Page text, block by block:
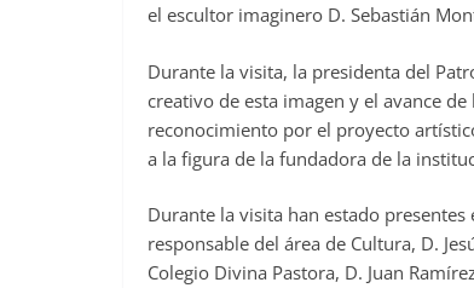
el escultor imaginero D. Sebastián
Durante la visita, la presidenta del
creativo de esta imagen y el avance
reconocimiento por el proyecto
a la figura de la fundadora de la
Durante la visita han estado presentes
responsable del área de Cultura, D.
Colegio Divina Pastora, D. Juan